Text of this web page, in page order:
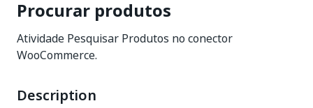
Procurar produtos
Atividade Pesquisar Produtos no conector
WooCommerce.
Description